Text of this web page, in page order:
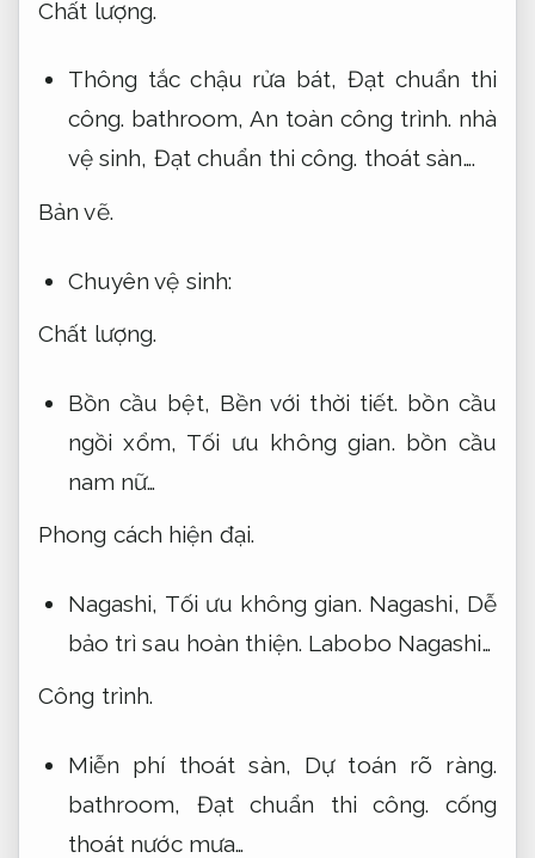
Chất lượng.
Thông tắc chậu rửa bát, Đạt chuẩn thi
công. bathroom,An toàn công trình. nhà
vệ sinh, Đạt chuẩn thi công. thoát sàn….
Bản vẽ.
Chuyên vệ sinh:
Chất lượng.
Bồn cầu bệt, Bền với thời tiết. bồn cầu
ngồi xổm, Tối ưu không gian. bồn cầu
nam nữ…
Phong cách hiện đại.
Nagashi, Tối ưu không gian. Nagashi, Dễ
bảo trì sau hoàn thiện. Labobo Nagashi…
Công trình.
Miễn phí thoát sàn, Dự toán rõ ràng.
bathroom, Đạt chuẩn thi công. cống
thoát nước mưa…